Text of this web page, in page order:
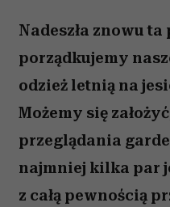
Nadeszła znowu
porządkujemy
odzież letnią na
Możemy się
przeglądania
najmniej kilka par
z całą pewnością